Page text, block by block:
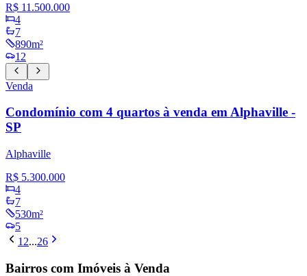
R$ 11.500.000
4
7
890m²
12
Venda
Condomínio com 4 quartos à venda em Alphaville -
SP
Alphaville
R$ 5.300.000
4
7
530m²
5
1 2...26
Bairros com Imóveis à Venda